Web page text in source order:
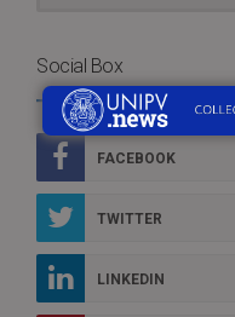
Social Box
FACEBOOK
TWITTER
LINKEDIN